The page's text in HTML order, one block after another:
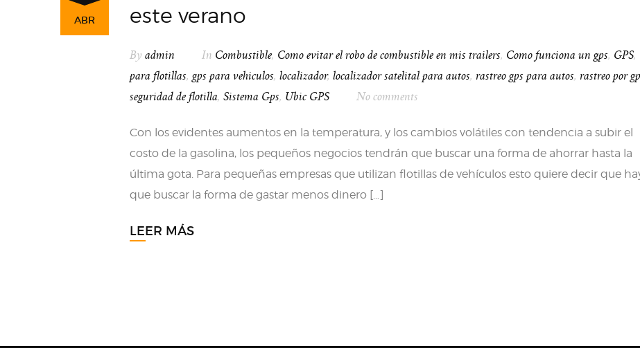
ABR
este verano
By admin In Combustible, Como evitar el robo de combustible en mis trailers, Como funciona un gps, GPS,
para flotillas, gps para vehiculos, localizador, localizador satelital para autos, rastreo gps para autos, rastreo por
seguridad de flotilla, Sistema Gps, Ubic GPS No comments
Con los evidentes aumentos en la temperatura, y los cambios volátiles con tendencia a subir el
costo de la gasolina, los pequeños negocios tendrán que buscar una forma de ahorrar hasta la
última gota. Para pequeñas empresas que utilizan flotillas de vehículos esto quiere decir que
que buscar la forma de gastar menos dinero […]
LEER MÁS